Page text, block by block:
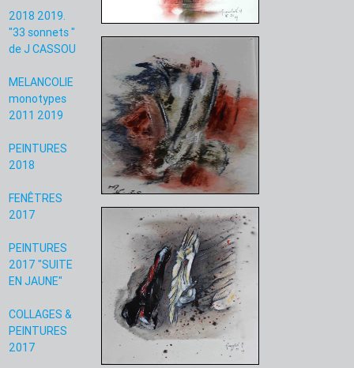
2018 2019.
"33 sonnets "
de J CASSOU
MELANCOLIE
monotypes
2011 2019
PEINTURES
2018
FENÊTRES
2017
PEINTURES
2017 "SUITE
EN JAUNE"
COLLAGES &
PEINTURES
2017